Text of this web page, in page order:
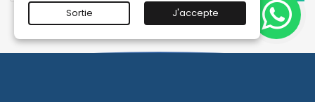
Sortie J'accepte
Vous pouvez vous désinscrire à tout moment. Vous trouverez
pour cela nos informations de contact dans les conditions